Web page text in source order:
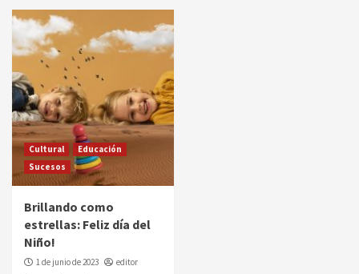
Cultural
Educación
Sucesos
Brillando como
estrellas: Feliz día del
Niño!
1 de junio de 2023 editor